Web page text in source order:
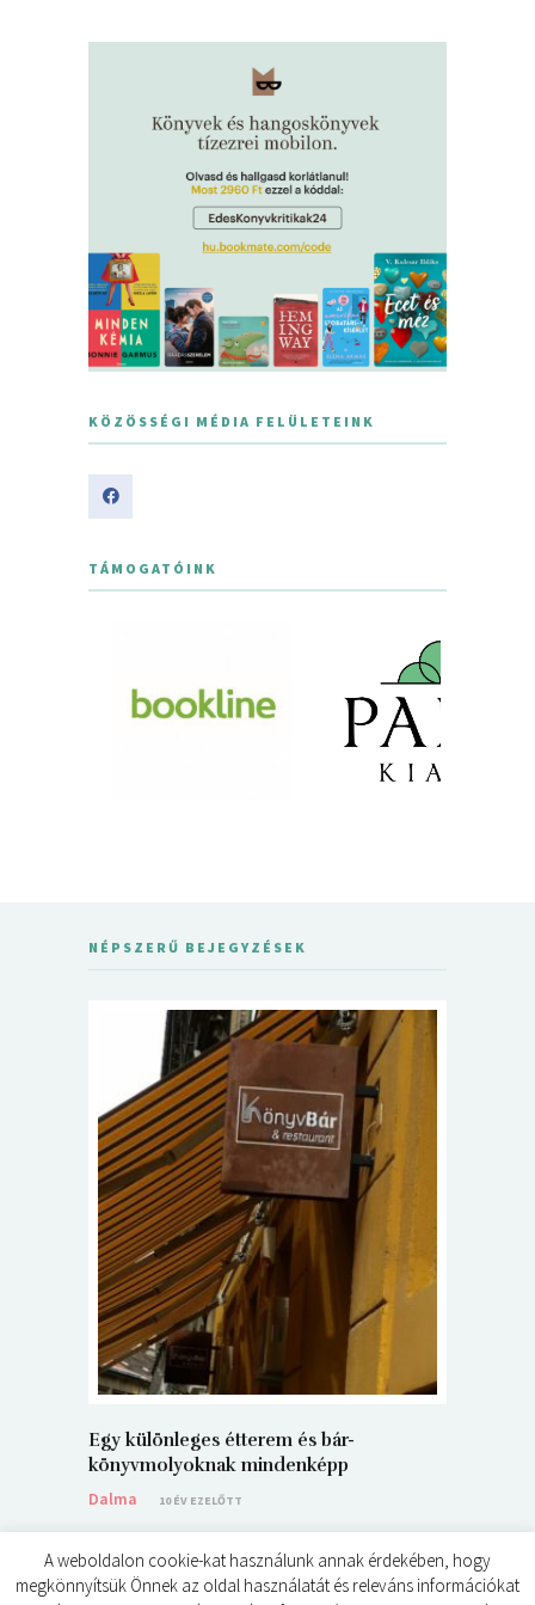
KÖZÖSSÉGI MÉDIA FELÜLETEINK
TÁMOGATÓINK
NÉPSZERŰ BEJEGYZÉSEK
Egy különleges étterem és bár-
könyvmolyoknak mindenképp
Dalma
10 ÉV EZELŐTT
A weboldalon cookie-kat használunk annak érdekében, hogy
megkönnyítsük Önnek az oldal használatát és releváns információkat